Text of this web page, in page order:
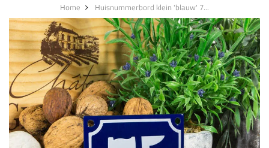
Home Huisnummerbord klein 'blauw' 7...